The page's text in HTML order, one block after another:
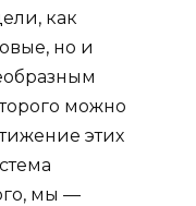
как
но и
можно
этих
мы —